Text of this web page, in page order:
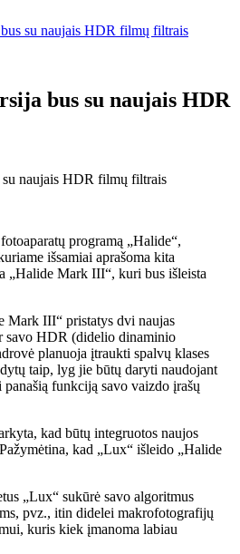
su naujais HDR filmų filtrais
bus su naujais HDR
programą „Halide“,
išsamiai aprašoma kita
„Halide Mark III“, kuri bus išleista
Mark III“ pristatys dvi naujas
savo HDR (didelio dinaminio
planuoja įtraukti spalvų klases
taip, lyg jie būtų daryti naudojant
funkciją savo vaizdo įrašų
kad būtų integruotos naujos
kad „Lux“ išleido „Halide
„Lux“ sukūrė savo algoritmus
pvz., itin didelei makrofotografijų
kuris kiek įmanoma labiau